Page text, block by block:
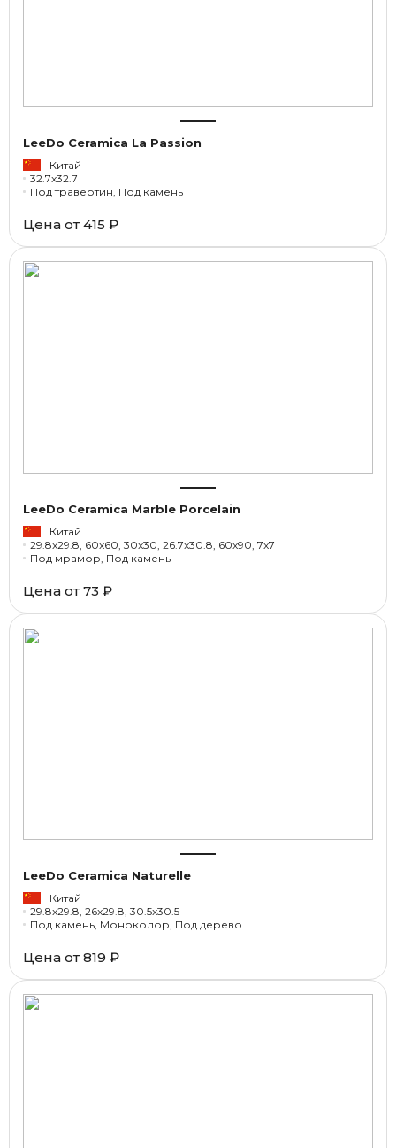
LeeDo Ceramica La Passion
Китай
32.7x32.7
Под травертин, Под камень
Цена от 415 ₽
LeeDo Ceramica Marble Porcelain
Китай
29.8x29.8, 60x60, 30x30, 26.7x30.8, 60x90, 7x7
Под мрамор, Под камень
Цена от 73 ₽
LeeDo Ceramica Naturelle
Китай
29.8x29.8, 26x29.8, 30.5x30.5
Под камень, Моноколор, Под дерево
Цена от 819 ₽